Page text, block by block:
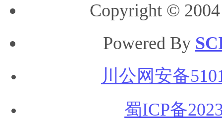
Copyright ©
Powered By
川公网安备
蜀ICP备